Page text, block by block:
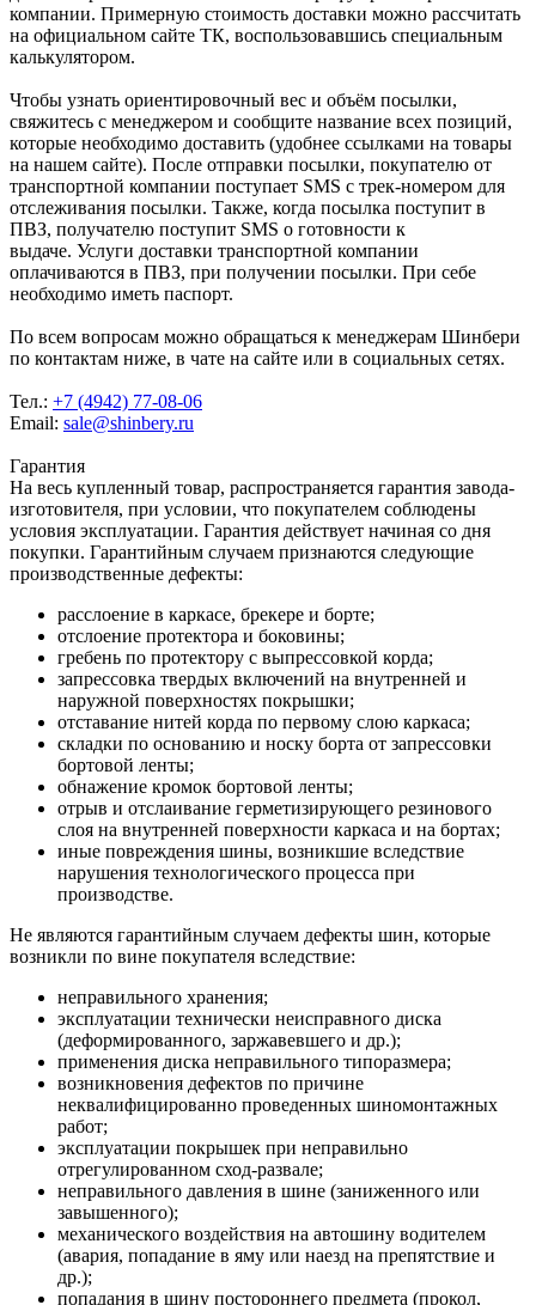
компании. Примерную стоимость доставки можно рассчитать
на официальном сайте ТК, воспользовавшись специальным
калькулятором.
Чтобы узнать ориентировочный вес и объём посылки,
свяжитесь с менеджером и сообщите название всех позиций,
которые необходимо доставить (удобнее ссылками на товары
на нашем сайте). После отправки посылки, покупателю от
транспортной компании поступает SMS с трек-номером для
отслеживания посылки. Также, когда посылка поступит в
ПВЗ, получателю поступит SMS о готовности к
выдаче. Услуги доставки транспортной компании
оплачиваются в ПВЗ, при получении посылки. При себе
необходимо иметь паспорт.
По всем вопросам можно обращаться к менеджерам Шинбери
по контактам ниже, в чате на сайте или в социальных сетях.
Тел.: +7 (4942) 77-08-06
Email: sale@shinbery.ru
Гарантия
На весь купленный товар, распространяется гарантия завода-
изготовителя, при условии, что покупателем соблюдены
условия эксплуатации. Гарантия действует начиная со дня
покупки. Гарантийным случаем признаются следующие
производственные дефекты:
расслоение в каркасе, брекере и борте;
отслоение протектора и боковины;
гребень по протектору с выпрессовкой корда;
запрессовка твердых включений на внутренней и
наружной поверхностях покрышки;
отставание нитей корда по первому слою каркаса;
складки по основанию и носку борта от запрессовки
бортовой ленты;
обнажение кромок бортовой ленты;
отрыв и отслаивание герметизирующего резинового
слоя на внутренней поверхности каркаса и на бортах;
иные повреждения шины, возникшие вследствие
нарушения технологического процесса при
производстве.
Не являются гарантийным случаем дефекты шин, которые
возникли по вине покупателя вследствие:
неправильного хранения;
эксплуатации технически неисправного диска
(деформированного, заржавевшего и др.);
применения диска неправильного типоразмера;
возникновения дефектов по причине
неквалифицированно проведенных шиномонтажных
работ;
эксплуатации покрышек при неправильно
отрегулированном сход-развале;
неправильного давления в шине (заниженного или
завышенного);
механического воздействия на автошину водителем
(авария, попадание в яму или наезд на препятствие и
др.);
попадания в шину постороннего предмета (прокол,